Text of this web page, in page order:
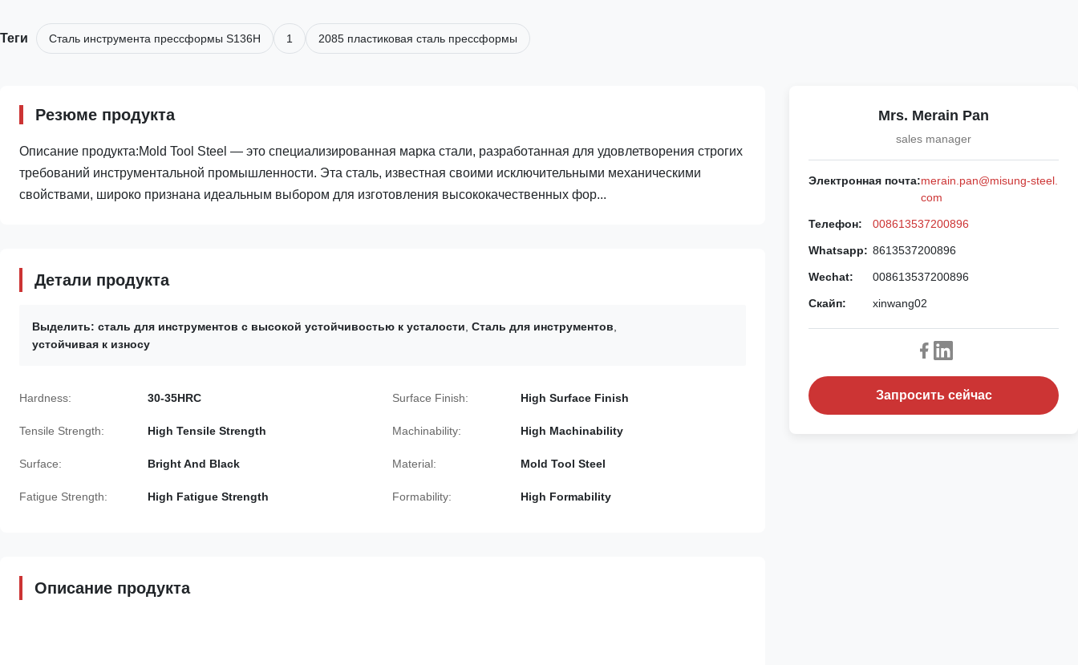
Теги Сталь инструмента прессформы S136H 1 2085 пластиковая сталь прессформы
Резюме продукта
Описание продукта:Mold Tool Steel — это специализированная марка стали, разработанная для удовлетворения строгих
требований инструментальной промышленности. Эта сталь, известная своими исключительными механическими
свойствами, широко признана идеальным выбором для изготовления высококачественных фор...
Детали продукта
Выделить: сталь для инструментов с высокой устойчивостью к усталости Сталь для инструментов
устойчивая к износу
Hardness: 30-35HRC Surface Finish: High Surface Finish
Tensile Strength: High Tensile Strength Machinability: High Machinability
Surface: Bright And Black Material: Mold Tool Steel
Fatigue Strength: High Fatigue Strength Formability: High Formability
Описание продукта
Mrs. Merain Pan
sales manager
Электронная почта:merain.pan@misung-steel.
com
Телефон: 008613537200896
Whatsapp: 8613537200896
Wechat: 008613537200896
Скайп: xinwang02
Запросить сейчас